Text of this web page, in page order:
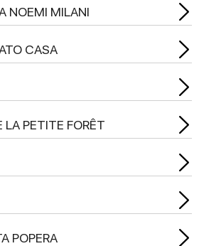
NOEMI MILANI
CASA
LA PETITE FORÊT
POPERA